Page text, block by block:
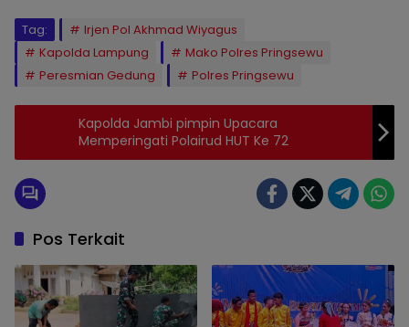
Tag:
Irjen Pol Akhmad Wiyagus
Kapolda Lampung
Mako Polres Pringsewu
Peresmian Gedung
Polres Pringsewu
Kapolda Jambi pimpin Upacara
Memperingati Polairud HUT Ke 72
Pos Terkait